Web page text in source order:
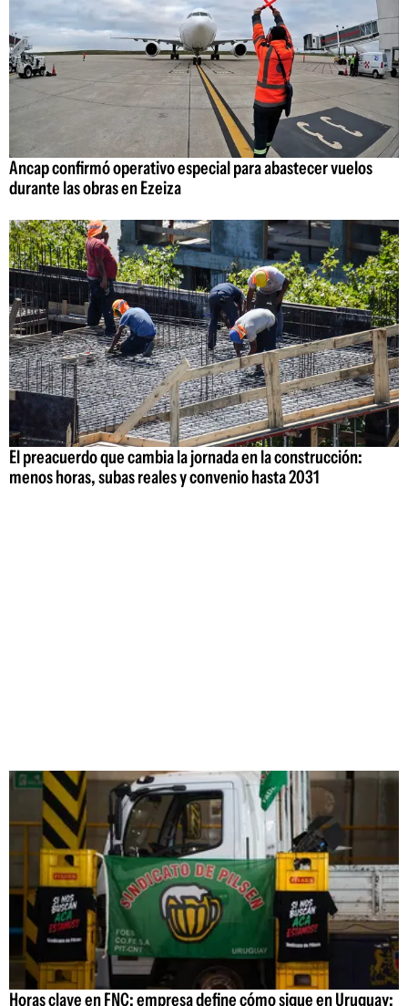
Ancap confirmó operativo especial para abastecer vuelos
durante las obras en Ezeiza
El preacuerdo que cambia la jornada en la construcción:
menos horas, subas reales y convenio hasta 2031
Horas clave en FNC: empresa define cómo sigue en Uruguay;